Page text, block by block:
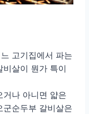
고기집에서 파는
살이 뭔가 특이
거나 아니면 얇은
순두부 갈비살은